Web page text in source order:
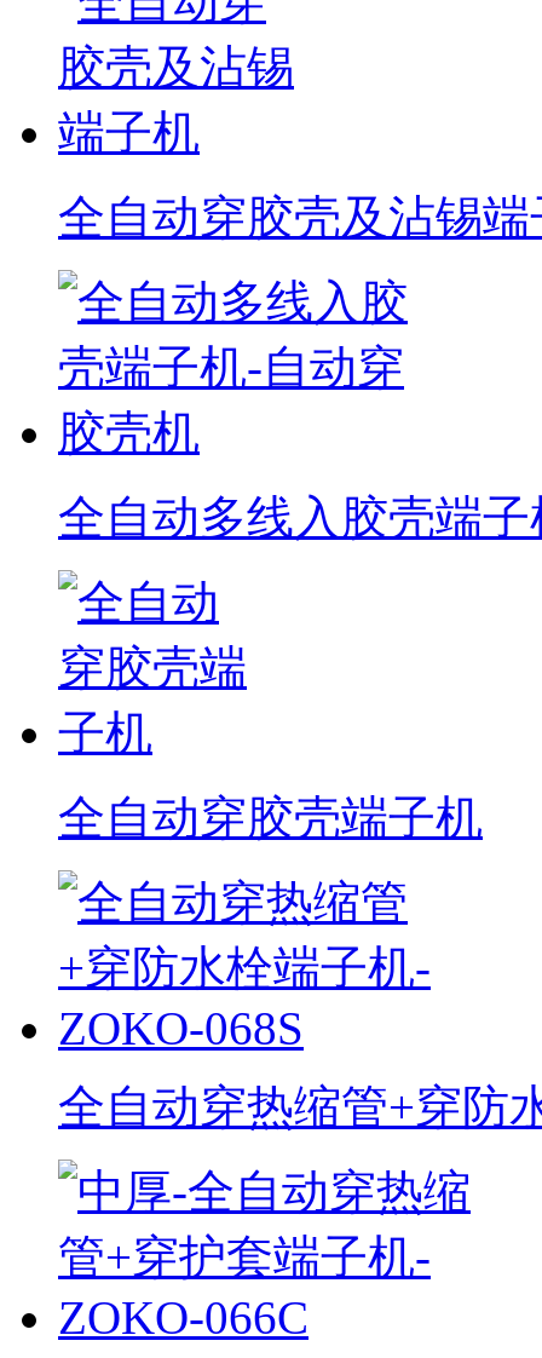
全自动穿胶壳及沾锡端
全自动多线入胶壳端
全自动穿胶壳端子机
全自动穿热缩管+穿防